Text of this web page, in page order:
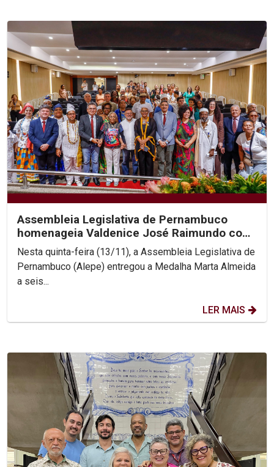
Assembleia Legislativa de Pernambuco
homenageia Valdenice José Raimundo com
Medalha Marta Almeida...
Nesta quinta-feira (13/11), a Assembleia Legislativa de
Pernambuco (Alepe) entregou a Medalha Marta Almeida
a seis...
LER MAIS